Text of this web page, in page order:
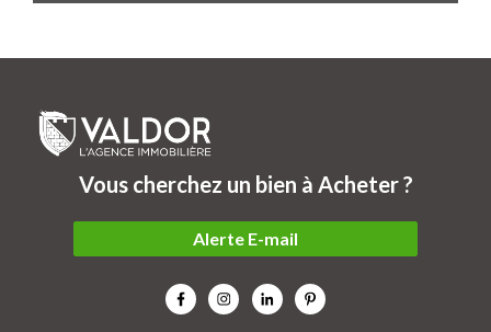
Vous cherchez un bien à Acheter ?
Alerte E-mail